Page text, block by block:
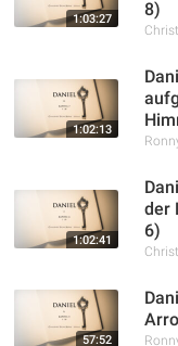
1:03:27
8)
1:02:13
1:02:41
der
6)
57:52